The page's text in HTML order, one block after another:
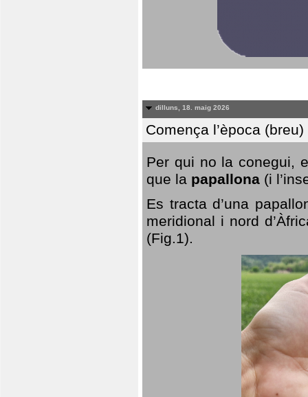
dilluns, 18. maig 2026
Comença l’època
Per qui no la conegui,
que la papallona (i
Es tracta d’una
meridional i nord
(Fig.1).